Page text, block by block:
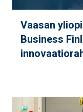
Vaasan
Business